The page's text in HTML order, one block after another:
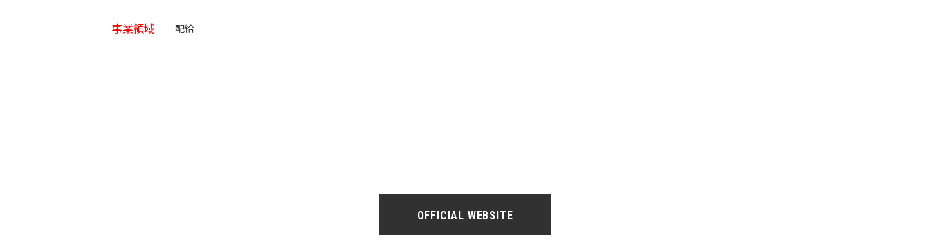
事業領域 配給
OFFICIAL WEBSITE